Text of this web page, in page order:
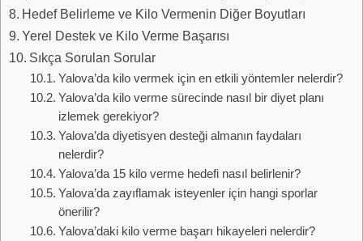
Hedef Belirleme ve Kilo Vermenin Diğer Boyutları
Yerel Destek ve Kilo Verme Başarısı
Sıkça Sorulan Sorular
Yalova’da kilo vermek için en etkili yöntemler nelerdir?
Yalova’da kilo verme sürecinde nasıl bir diyet planı
izlemek gerekiyor?
Yalova’da diyetisyen desteği almanın faydaları
nelerdir?
Yalova’da 15 kilo verme hedefi nasıl belirlenir?
Yalova’da zayıflamak isteyenler için hangi sporlar
önerilir?
Yalova’daki kilo verme başarı hikayeleri nelerdir?